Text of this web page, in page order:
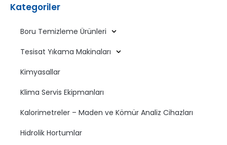
Kategoriler
Boru Temizleme Ürünleri
Tesisat Yıkama Makinaları
Kimyasallar
Klima Servis Ekipmanları
Kalorimetreler – Maden ve Kömür Analiz Cihazları
Hidrolik Hortumlar